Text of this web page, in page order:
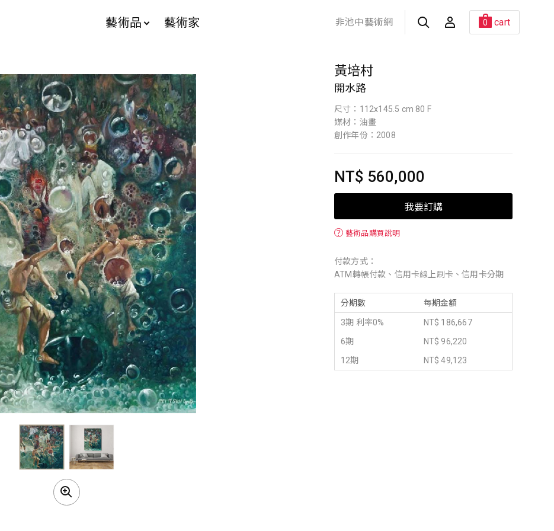
藝術品 藝術家 非池中藝術網 0 cart
黃培村
開水路
尺寸：112x145.5 cm 80 F
媒材：油畫
創作年份：2008
NT$ 560,000
我要訂購
？ 藝術品購買說明
付款方式：
ATM轉帳付款、信用卡線上刷卡、信用卡分期
分期數 每期金額
3期 利率0%
NT$ 186,667
6期
NT$ 96,220
12期
NT$ 49,123